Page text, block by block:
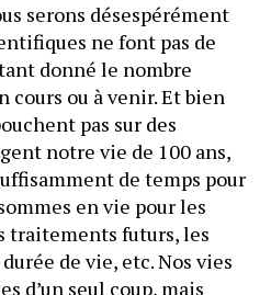
serons désespérément
ne font pas de
donné le nombre
cours ou à venir. Et bien
pas sur des
notre vie de 100 ans,
de temps pour
en vie pour les
traitements futurs, les
de vie, etc. Nos vies
d’un seul coup, mais